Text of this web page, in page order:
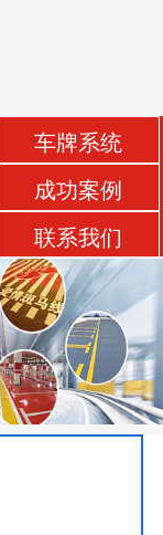
车牌系统
成功案例
联系我们